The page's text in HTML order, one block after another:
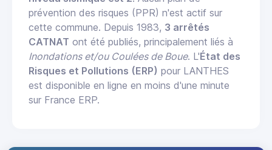
prévention des risques (PPR) n'est actif sur
cette commune. Depuis 1983, 3 arrêtés
CATNAT ont été publiés, principalement liés à
Inondations et/ou Coulées de Boue. L'État des
Risques et Pollutions (ERP) pour LANTHES
est disponible en ligne en moins d'une minute
sur France ERP.